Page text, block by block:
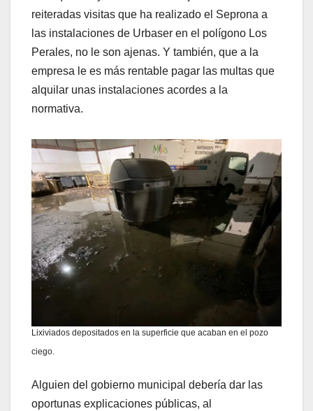
reiteradas visitas que ha realizado el Seprona a
las instalaciones de Urbaser en el polígono Los
Perales, no le son ajenas. Y también, que a la
empresa le es más rentable pagar las multas que
alquilar unas instalaciones acordes a la
normativa.
Lixiviados depositados en la superficie que acaban en el pozo
ciego.
Alguien del gobierno municipal debería dar las
oportunas explicaciones públicas, al